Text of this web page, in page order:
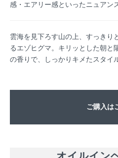
感・エアリー感といったニュアン
雲海を見下ろす山の上、すっきり
るエゾヒグマ。キリッとした朝と
の香りで、しっかりキメたスタイ
ご購入は